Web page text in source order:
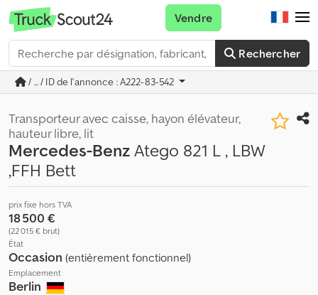
Rechercher
Vendre
/ ... / ID de l'annonce : A222-83-542
Transporteur avec caisse, hayon élévateur,
hauteur libre, lit
Mercedes-BenzAtego 821 L , LBW
,FFH Bett
prix fixe hors TVA
18 500 €
(22 015 € brut)
État
Occasion (entièrement fonctionnel)
Emplacement
Berlin